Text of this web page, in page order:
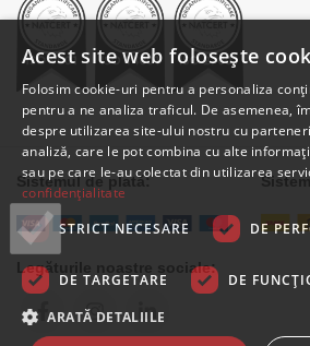
Sistemul de plată:
Legăturile noastre sociale:
Acest site web folosește
Folosim cookie-uri pentru a personaliza
pentru a ne analiza traficul. De asemenea,
despre utilizarea site-ului nostru cu
analiză, care le pot combina cu alte
sau pe care le-au colectat din utilizarea
confidențialitate
STRICT NECESARE
DE
DE TARGETARE DE
ARATĂ DETALIILE